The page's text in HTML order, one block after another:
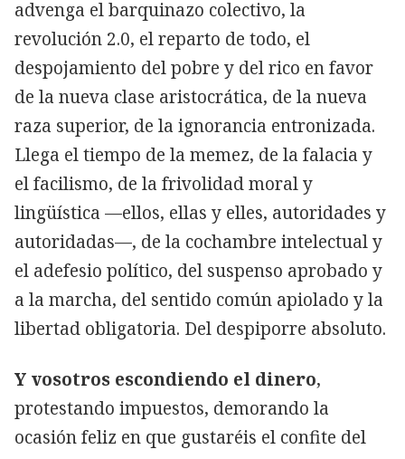
advenga el barquinazo colectivo, la
revolución 2.0, el reparto de todo, el
despojamiento del pobre y del rico en favor
de la nueva clase aristocrática, de la nueva
raza superior, de la ignorancia entronizada.
Llega el tiempo de la memez, de la falacia y
el facilismo, de la frivolidad moral y
lingüística —ellos, ellas y elles, autoridades y
autoridadas—, de la cochambre intelectual y
el adefesio político, del suspenso aprobado y
a la marcha, del sentido común apiolado y la
libertad obligatoria. Del despiporre absoluto.
Y vosotros escondiendo el dinero,
protestando impuestos, demorando la
ocasión feliz en que gustaréis el confite del